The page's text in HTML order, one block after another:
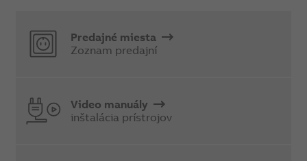
Predajné miesta
Zoznam predajní
Video manuály
inštalácia prístrojov